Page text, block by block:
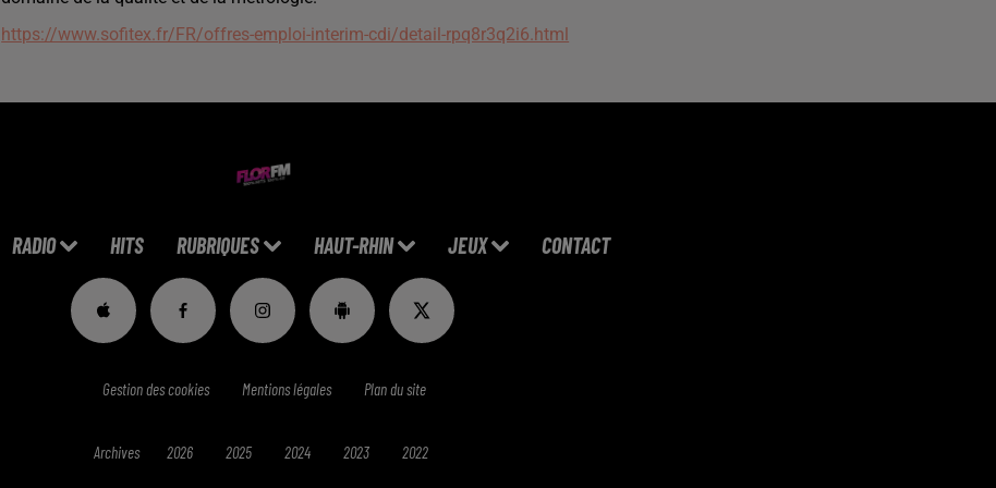
https://www.sofitex.fr/FR/offres-emploi-interim-cdi/detail-rpq8r3q2i6.html
RADIO HITS RUBRIQUES HAUT-RHIN JEUX CONTACT
Gestion des cookies Mentions légales Plan du site
Archives 2026 2025 2024 2023 2022